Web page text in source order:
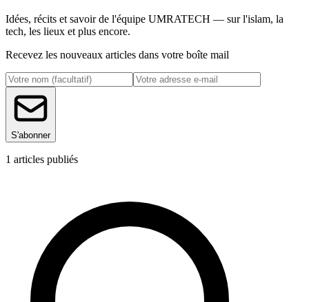
Idées, récits et savoir de l'équipe UMRATECH — sur l'islam, la
tech, les lieux et plus encore.
Recevez les nouveaux articles dans votre boîte mail
S'abonner
1 articles publiés